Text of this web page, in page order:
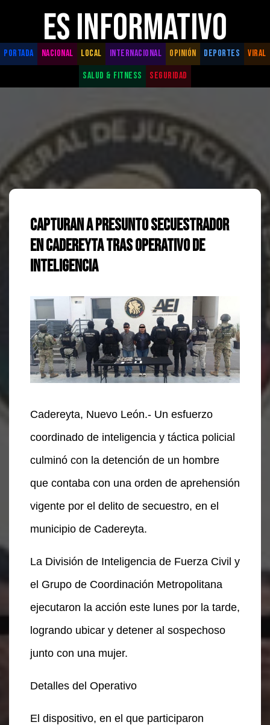
ES INFORMATIVO
PORTADA NACIONAL LOCAL INTERNACIONAL OPINIÓN DEPORTES
VIRAL
SALUD & FITNESS
SEGURIDAD
Capturan a Presunto Secuestrador
en Cadereyta Tras Operativo de
Inteligencia
Cadereyta, Nuevo León.- Un esfuerzo
coordinado de inteligencia y táctica policial
culminó con la detención de un hombre
que contaba con una orden de aprehensión
vigente por el delito de secuestro, en el
municipio de Cadereyta.
La División de Inteligencia de Fuerza Civil y
el Grupo de Coordinación Metropolitana
ejecutaron la acción este lunes por la tarde,
logrando ubicar y detener al sospechoso
junto con una mujer.
Detalles del Operativo
El dispositivo, en el que participaron